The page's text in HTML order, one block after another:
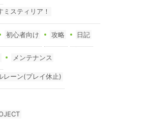
ミスティリア！
初心者向け 攻略 日記
メンテナンス
レーン(プレイ休止)